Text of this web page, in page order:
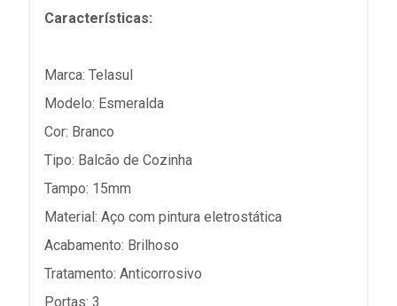
Características:
Marca: Telasul
Modelo: Esmeralda
Cor: Branco
Tipo: Balcão de Cozinha
Tampo: 15mm
Material: Aço com pintura eletrostática
Acabamento: Brilhoso
Tratamento: Anticorrosivo
Portas: 3